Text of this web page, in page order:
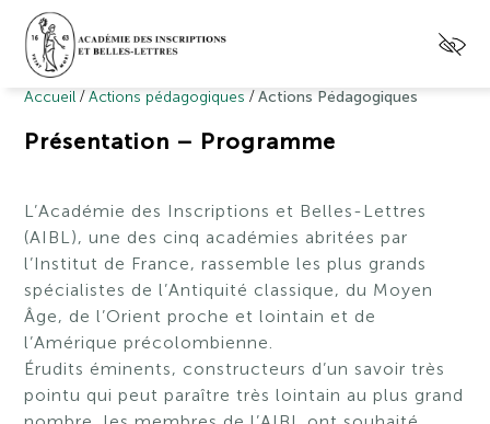
Accueil /Actions pédagogiques /Actions Pédagogiques
Présentation – Programme
L’Académie des Inscriptions et Belles-Lettres
(AIBL), une des cinq académies abritées par
l’Institut de France, rassemble les plus grands
spécialistes de l’Antiquité classique, du Moyen
Âge, de l’Orient proche et lointain et de
l’Amérique précolombienne.
Érudits éminents, constructeurs d’un savoir très
pointu qui peut paraître très lointain au plus grand